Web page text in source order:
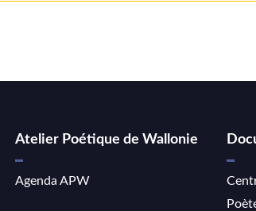
Atelier Poétique de Wallonie
Agenda APW